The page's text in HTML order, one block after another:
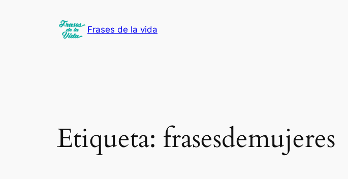
Frases de la vida
Etiqueta: frasesdemujeres